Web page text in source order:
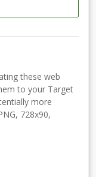
these web
to your Target
more
728x90,